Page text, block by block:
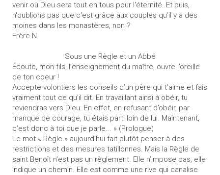
venir où Dieu sera tout en tous pour l'éternité. Et puis,
n'oublions pas que c'est grâce aux couples qu'il y a des
moines dans les monastères, non ?
Frère N.
Sous une Règle et un Abbé
Écoute, mon fils, l’enseignement du maître, ouvre l’oreille
de ton coeur !
Accepte volontiers les conseils d’un père qui t’aime et fais
vraiment tout ce qu’il dit. En travaillant ainsi à obéir, tu
reviendras vers Dieu. En effet, en refusant d’obéir, par
manque de courage, tu étais parti loin de lui. Maintenant,
c’est donc à toi que je parle... » (Prologue)
Le mot « Règle » aujourd’hui fait plutôt penser à des
restrictions et des mesures tatillonnes. Mais la Règle de
saint Benoît n’est pas un règlement. Elle n’impose pas, elle
indique un chemin. Elle est comme une rive qui canalise